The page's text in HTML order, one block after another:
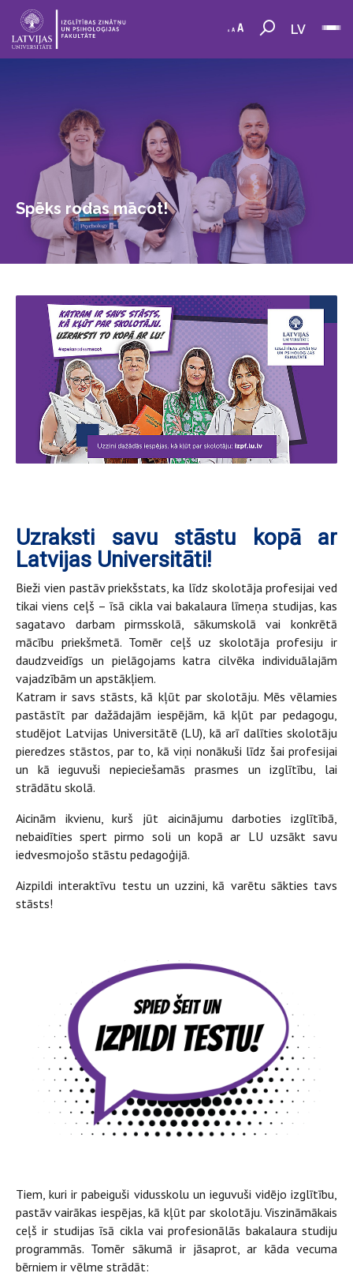
LV
Spēks rodas mācot!
Uzraksti savu stāstu kopā ar
Latvijas Universitāti!
Bieži vien pastāv priekšstats, ka līdz skolotāja profesijai ved
tikai viens ceļš – īsā cikla vai bakalaura līmeņa studijas, kas
sagatavo darbam pirmsskolā, sākumskolā vai konkrētā
mācību priekšmetā. Tomēr ceļš uz skolotāja profesiju ir
daudzveidīgs un pielāgojams katra cilvēka individuālajām
vajadzībām un apstākļiem.
Katram ir savs stāsts, kā kļūt par skolotāju. Mēs vēlamies
pastāstīt par dažādajām iespējām, kā kļūt par pedagogu,
studējot Latvijas Universitātē (LU), kā arī dalīties skolotāju
pieredzes stāstos, par to, kā viņi nonākuši līdz šai profesijai
un kā ieguvuši nepieciešamās prasmes un izglītību, lai
strādātu skolā.
Aicinām ikvienu, kurš jūt aicinājumu darboties izglītībā,
nebaidīties spert pirmo soli un kopā ar LU uzsākt savu
iedvesmojošo stāstu pedagoģijā.
Aizpildi interaktīvu testu un uzzini, kā varētu sākties tavs
stāsts!
Tiem, kuri ir pabeiguši vidusskolu un ieguvuši vidējo izglītību,
pastāv vairākas iespējas, kā kļūt par skolotāju. Viszināmākais
ceļš ir studijas īsā cikla vai profesionālās bakalaura studiju
programmās. Tomēr sākumā ir jāsaprot, ar kāda vecuma
bērniem ir vēlme strādāt: